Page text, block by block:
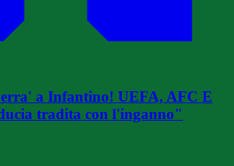
a Infantino! UEFA, AFC E
tradita con l'inganno"